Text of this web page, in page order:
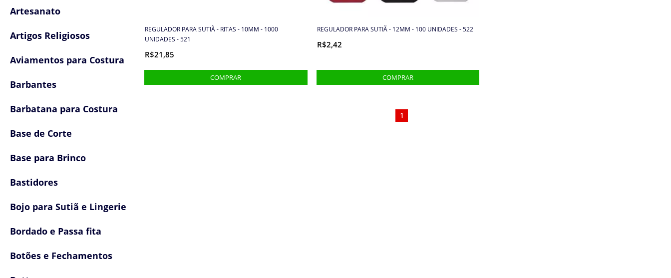
Artesanato
Artigos Religiosos
Aviamentos para Costura
Barbantes
Barbatana para Costura
Base de Corte
Base para Brinco
Bastidores
Bojo para Sutiã e Lingerie
Bordado e Passa fita
Botões e Fechamentos
REGULADOR PARA SUTIÃ - RITAS - 10MM - 1000
UNIDADES - 521
R$21,85
REGULADOR PARA SUTIÃ - 12MM - 100 UNIDADES - 522
R$2,42
1